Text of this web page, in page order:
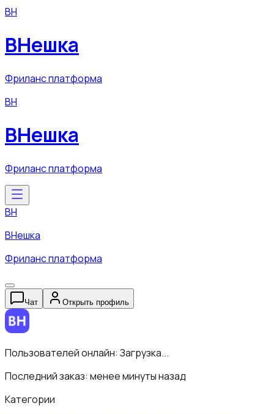
ВН
ВНешка
Фриланс платформа
ВН
ВНешка
Фриланс платформа
ВН
ВНешка
Фриланс платформа
Чат Открыть профиль
Пользователей онлайн: Загрузка...
Последний заказ: менее минуты назад
Категории